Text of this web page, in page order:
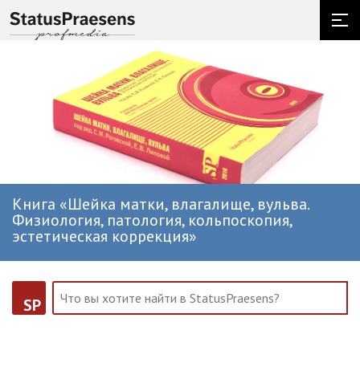
Книга «Шейка матки, влагалище, вульва.
Физиология, патология, кольпоскопия,
эстетическая коррекция»
SP